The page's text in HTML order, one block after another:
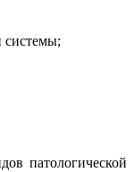
системы;
патологической